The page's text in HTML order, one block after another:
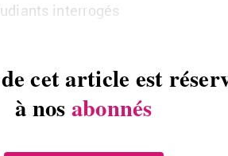
interrogés
cet article est
à nosabonnés